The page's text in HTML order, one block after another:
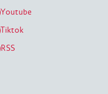
Youtube
Tiktok
RSS